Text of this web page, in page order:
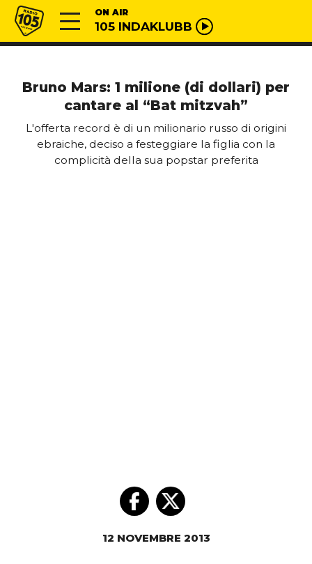
Vai al contenuto
Radio 105 ON AIR
105 INDAKLUBB
Bruno Mars: 1 milione (di dollari) per
cantare al “Bat mitzvah”
L'offerta record è di un milionario russo di origini
ebraiche, deciso a festeggiare la figlia con la
complicità della sua popstar preferita
12 NOVEMBRE 2013